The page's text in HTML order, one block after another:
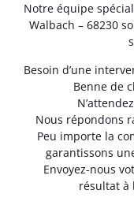
Notre équipe
Walbach – 68230
Besoin d’une
Benne de
Nous répondons
Peu importe la
garantissons
Envoyez-nous
résultat à